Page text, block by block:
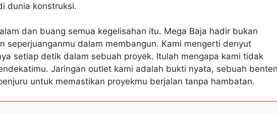
dunia konstruksi.
dan buang semua kegelisahan itu. Mega Baja hadir bukan
seperjuanganmu dalam membangun. Kami mengerti denyut
setiap detik dalam sebuah proyek. Itulah mengapa kami tidak
Jaringan outlet kami adalah bukti nyata, sebuah
untuk memastikan proyekmu berjalan tanpa hambatan.